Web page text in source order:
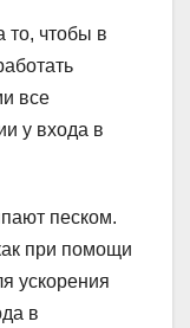
то, чтобы в
все
у входа в
песком.
при помощи
ускорения
в